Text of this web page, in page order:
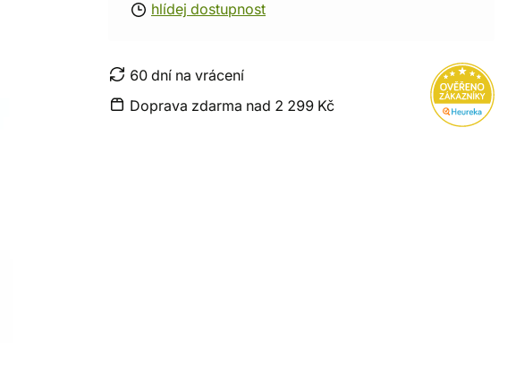
hlídej dostupnost
60 dní na vrácení
Doprava zdarma nad 2 299 Kč